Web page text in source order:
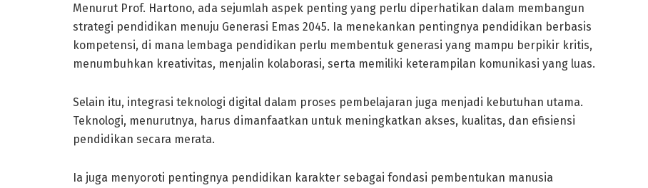
Menurut Prof. Hartono, ada sejumlah aspek penting yang perlu diperhatikan dalam membangun
strategi pendidikan menuju Generasi Emas 2045. Ia menekankan pentingnya pendidikan berbasis
kompetensi, di mana lembaga pendidikan perlu membentuk generasi yang mampu berpikir kritis,
menumbuhkan kreativitas, menjalin kolaborasi, serta memiliki keterampilan komunikasi yang luas.
Selain itu, integrasi teknologi digital dalam proses pembelajaran juga menjadi kebutuhan utama.
Teknologi, menurutnya, harus dimanfaatkan untuk meningkatkan akses, kualitas, dan efisiensi
pendidikan secara merata.
Ia juga menyoroti pentingnya pendidikan karakter sebagai fondasi pembentukan manusia